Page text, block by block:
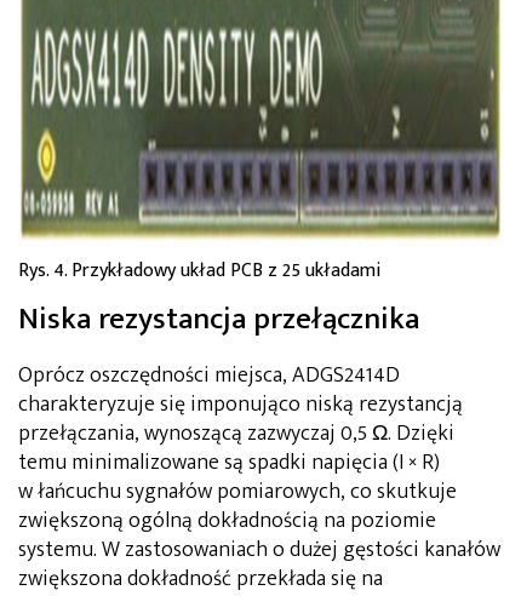
Rys. 4. Przykładowy układ PCB z 25 układami
Niska rezystancja przełącznika
Oprócz oszczędności miejsca, ADGS2414D
charakteryzuje się imponująco niską rezystancją
przełączania, wynoszącą zazwyczaj 0,5 Ω. Dzięki
temu minimalizowane są spadki napięcia (I × R)
w łańcuchu sygnałów pomiarowych, co skutkuje
zwiększoną ogólną dokładnością na poziomie
systemu. W zastosowaniach o dużej gęstości kanałów
zwiększona dokładność przekłada się na